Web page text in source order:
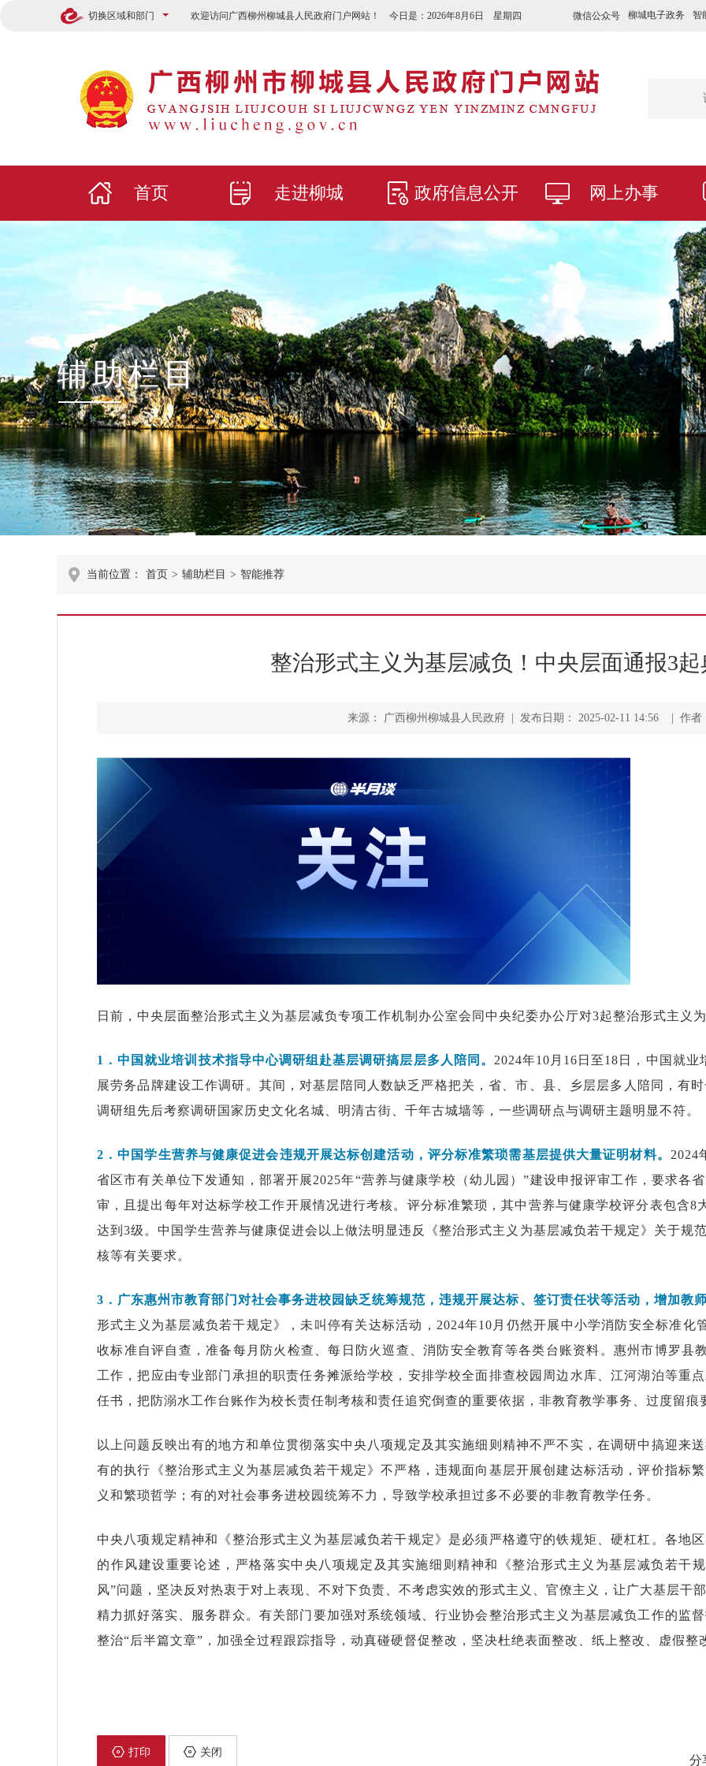
切换区域和部门 微信公众号 柳城电子政务 智
欢迎访问广西柳州柳城县人民政府门户网站！ 今日是： 2026年8月6日 星期四
首页 走进柳城 政府信息公开 网上办事
辅助栏目
当前位置： 首页 > 辅助栏目 > 智能推荐
整治形式主义为基层减负！中央层面通报3
来源： 广西柳州柳城县人民政府 | 发布日期： 2025-02-11 14:56 | 作者
日前，中央层面整治形式主义为基层减负专项工作机制办公室会同中央纪委办公厅对3起整治形式主义
1．中国就业培训技术指导中心调研组赴基层调研搞层层多人陪同。 2024年10月16日至18日，中国就
展劳务品牌建设工作调研。其间，对基层陪同人数缺乏严格把关，省、市、县、乡层层多人陪同，有
调研组先后考察调研国家历史文化名城、明清古街、千年古城墙等，一些调研点与调研主题明显不符。
2．中国学生营养与健康促进会违规开展达标创建活动，评分标准繁琐需基层提供大量证明材料。 2024
省区市有关单位下发通知，部署开展2025年“营养与健康学校（幼儿园）”建设申报评审工作，要求各
审，且提出每年对达标学校工作开展情况进行考核。评分标准繁琐，其中营养与健康学校评分表包含8
达到3级。中国学生营养与健康促进会以上做法明显违反《整治形式主义为基层减负若干规定》关于规
核等有关要求。
3．广东惠州市教育部门对社会事务进校园缺乏统筹规范，违规开展达标、签订责任状等活动，增加教
形式主义为基层减负若干规定》，未叫停有关达标活动，2024年10月仍然开展中小学消防安全标准化
收标准自评自查，准备每月防火检查、每日防火巡查、消防安全教育等各类台账资料。惠州市博罗县
工作，把应由专业部门承担的职责任务摊派给学校，安排学校全面排查校园周边水库、江河湖泊等重
任书，把防溺水工作台账作为校长责任制考核和责任追究倒查的重要依据，非教育教学事务、过度留痕
以上问题反映出有的地方和单位贯彻落实中央八项规定及其实施细则精神不严不实，在调研中搞迎来
有的执行《整治形式主义为基层减负若干规定》不严格，违规面向基层开展创建达标活动，评价指标
义和繁琐哲学；有的对社会事务进校园统筹不力，导致学校承担过多不必要的非教育教学任务。
中央八项规定精神和《整治形式主义为基层减负若干规定》是必须严格遵守的铁规矩、硬杠杠。各地
的作风建设重要论述，严格落实中央八项规定及其实施细则精神和《整治形式主义为基层减负若干
风”问题，坚决反对热衷于对上表现、不对下负责、不考虑实效的形式主义、官僚主义，让广大基层干
精力抓好落实、服务群众。有关部门要加强对系统领域、行业协会整治形式主义为基层减负工作的监
整治“后半篇文章”，加强全过程跟踪指导，动真碰硬督促整改，坚决杜绝表面整改、纸上整改、虚假整
打印 关闭
分